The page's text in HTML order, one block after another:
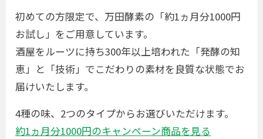
初めての方限定で、万田酵素の「約1ヵ月分1000円
お試し」をご用意しています。
酒屋をルーツに持ち300年以上培われた「発酵の知
恵」と「技術」でこだわりの素材を良質な状態でお
届けいたします。
4種の味、2つのタイプからお選びいただけます。
約1ヵ月分1000円のキャンペーン商品を見る